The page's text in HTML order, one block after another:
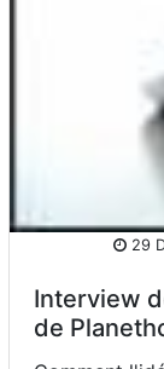
29
Interview
de